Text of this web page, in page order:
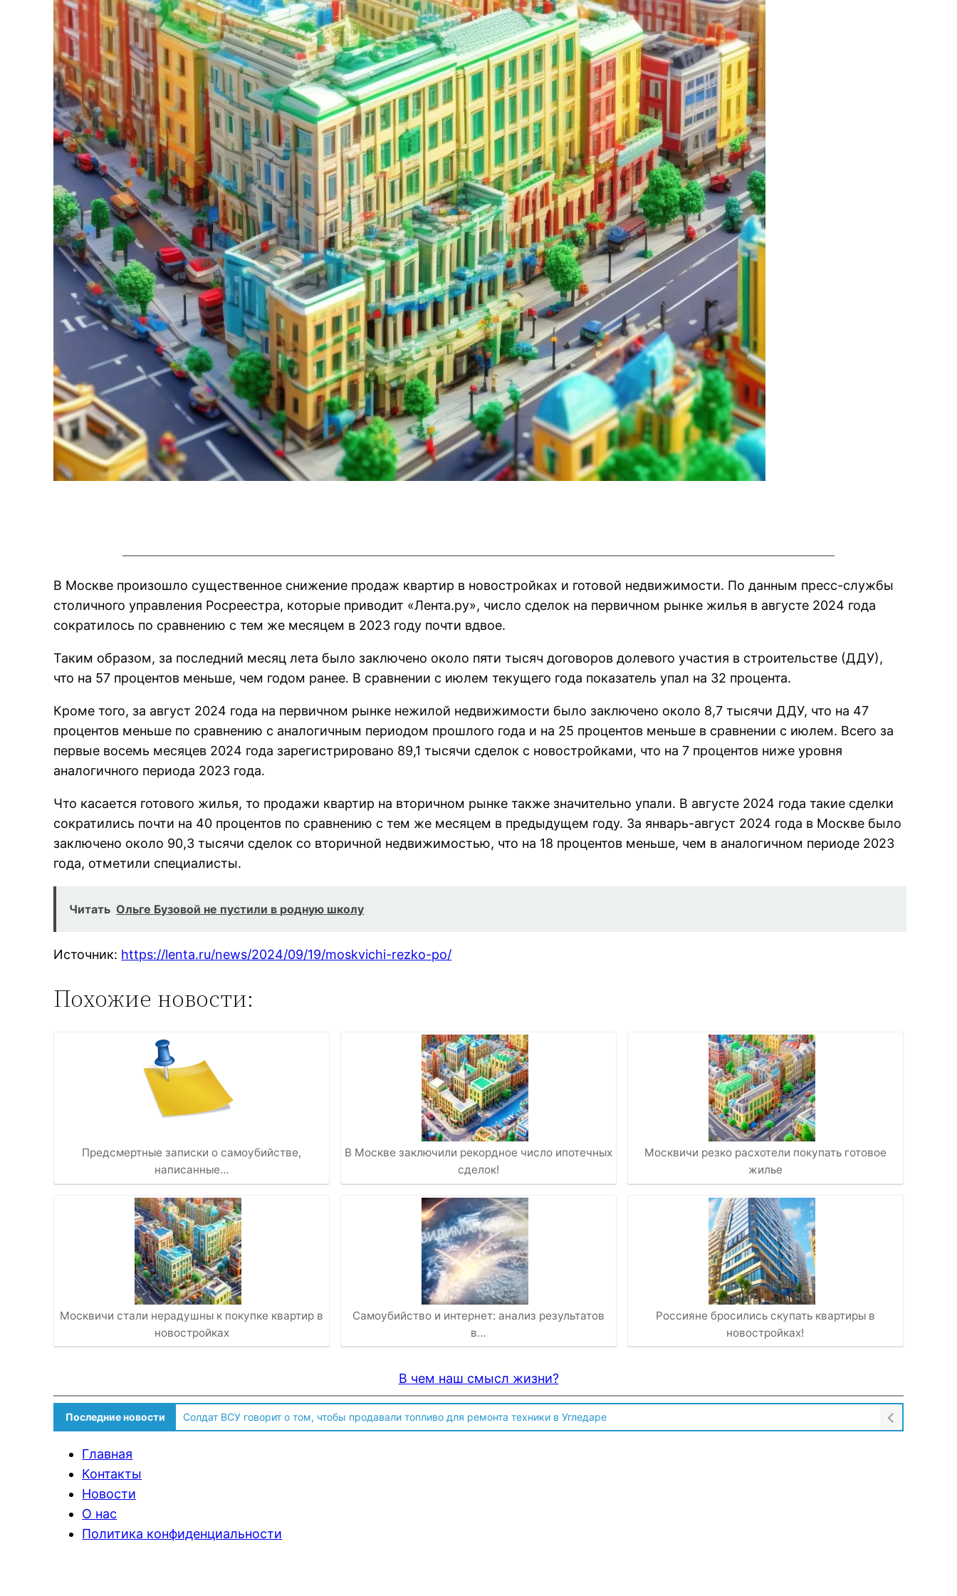
В Москве произошло существенное снижение продаж квартир в новостройках и готовой недвижимости. По данным пресс-службы
столичного управления Росреестра, которые приводит «Лента.ру», число сделок на первичном рынке жилья в августе 2024 года
сократилось по сравнению с тем же месяцем в 2023 году почти вдвое.
Таким образом, за последний месяц лета было заключено около пяти тысяч договоров долевого участия в строительстве (ДДУ),
что на 57 процентов меньше, чем годом ранее. В сравнении с июлем текущего года показатель упал на 32 процента.
Кроме того, за август 2024 года на первичном рынке нежилой недвижимости было заключено около 8,7 тысячи ДДУ, что на 47
процентов меньше по сравнению с аналогичным периодом прошлого года и на 25 процентов меньше в сравнении с июлем. Всего за
первые восемь месяцев 2024 года зарегистрировано 89,1 тысячи сделок с новостройками, что на 7 процентов ниже уровня
аналогичного периода 2023 года.
Что касается готового жилья, то продажи квартир на вторичном рынке также значительно упали. В августе 2024 года такие сделки
сократились почти на 40 процентов по сравнению с тем же месяцем в предыдущем году. За январь-август 2024 года в Москве было
заключено около 90,3 тысячи сделок со вторичной недвижимостью, что на 18 процентов меньше, чем в аналогичном периоде 2023
года, отметили специалисты.
Читать Ольге Бузовой не пустили в родную школу
Источник: https://lenta.ru/news/2024/09/19/moskvichi-rezko-po/
Похожие новости:
Предсмертные записки о самоубийстве,
написанные…
Москвичи стали нерадушны к покупке квартир в
новостройках
В Москве заключили рекордное число ипотечных
сделок!
Самоубийство и интернет: анализ результатов
в…
Москвичи резко расхотели покупать готовое
жилье
Россияне бросились скупать квартиры в
новостройках!
В чем наш смысл жизни?
Последние новости Солдат ВСУ говорит о том, чтобы продавали топливо для ремонта техники в Угледаре
Главная
Контакты
Новости
О нас
Политика конфиденциальности